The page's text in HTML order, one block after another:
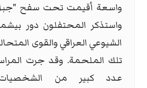
واسعة أقيمت تحت سفح
واستذكر المحتفلون دور
الشيوعي العراقي والقوى
تلك الملحمة. وقد جرت
عدد كبير من الشخصيات